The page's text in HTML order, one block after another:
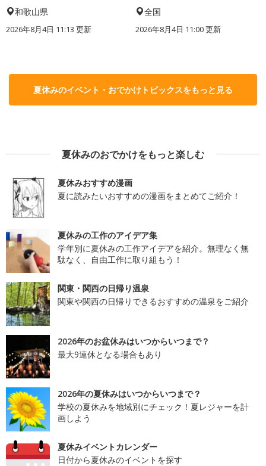
和歌山県
2026年8月4日 11:13 更新
全国
2026年8月4日 11:00更新
夏休みのイベント・おでかけトピックスをもっと見る
夏休みのおでかけをもっと楽しむ
夏休みおすすめ漫画
夏に読みたいおすすめの漫画をまとめてご紹介！
夏休みの工作のアイデア集
学年別に夏休みの工作アイデアを紹介。無理なく無
駄なく、自由工作に取り組もう！
関東・関西の日帰り温泉
関東や関西の日帰りできるおすすめの温泉をご紹介
2026年のお盆休みはいつからいつまで？
最大9連休となる場合もあり
2026年の夏休みはいつからいつまで？
学校の夏休みを地域別にチェック！夏レジャーを計
画しよう
夏休みイベントカレンダー
日付から夏休みのイベントを探す